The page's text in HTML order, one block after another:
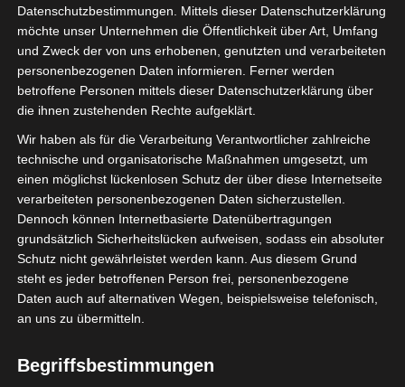
Hej meine Lieben,
diese Woche durfte ich an der Greengate
Blogparade vonediths„Scandinavian
Living“* teilnehmen
und ein kleines Kaffeekränzchen auf
unserer Veranda schmeißen.
Das Motto: „Hast Du noch alle Tassen im
Schrank!“
Nun ja, jetzt nicht mehr.
Das Wetter ist derzeit so schön sommerlich
Datenschutzbestimmungen. Mittels dieser Datenschutzerklärung
möchte unser Unternehmen die Öffentlichkeit über Art, Umfang
und Zweck der von uns erhobenen, genutzten und verarbeiteten
personenbezogenen Daten informieren. Ferner werden
betroffene Personen mittels dieser Datenschutzerklärung über
die ihnen zustehenden Rechte aufgeklärt.
Wir haben als für die Verarbeitung Verantwortlicher zahlreiche
technische und organisatorische Maßnahmen umgesetzt, um
einen möglichst lückenlosen Schutz der über diese Internetseite
verarbeiteten personenbezogenen Daten sicherzustellen.
Dennoch können Internetbasierte Datenübertragungen
grundsätzlich Sicherheitslücken aufweisen, sodass ein absoluter
Schutz nicht gewährleistet werden kann. Aus diesem Grund
steht es jeder betroffenen Person frei, personenbezogene
Daten auch auf alternativen Wegen, beispielsweise telefonisch,
an uns zu übermitteln.
Begriffsbestimmungen